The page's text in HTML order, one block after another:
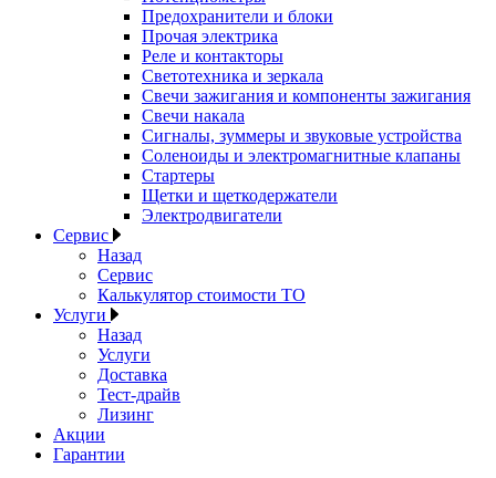
Предохранители и блоки
Прочая электрика
Реле и контакторы
Светотехника и зеркала
Свечи зажигания и компоненты зажигания
Свечи накала
Сигналы, зуммеры и звуковые устройства
Соленоиды и электромагнитные клапаны
Стартеры
Щетки и щеткодержатели
Электродвигатели
Сервис
Назад
Сервис
Калькулятор стоимости ТО
Услуги
Назад
Услуги
Доставка
Тест-драйв
Лизинг
Акции
Гарантии